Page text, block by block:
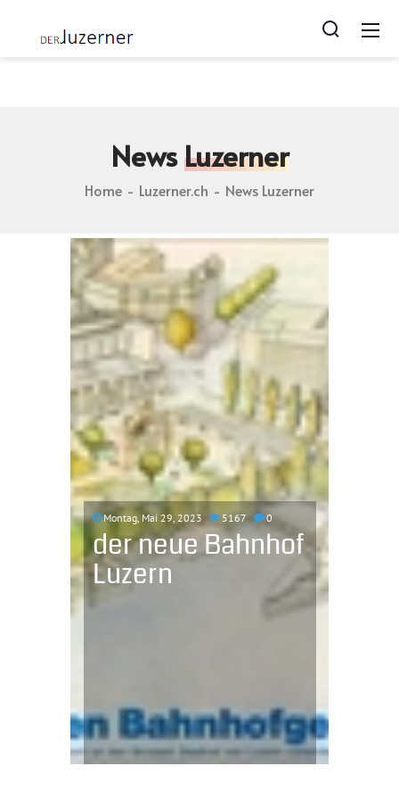
Luzern | webcam from luzern
NewsLuzerner
Home Luzerner.ch News Luzerner
Montag, Mai 29, 2023 5167 0
der neue Bahnhof
Luzern